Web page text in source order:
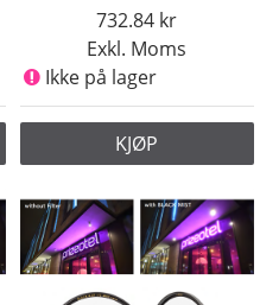
Exkl. Moms
732.84
Ikke på lager
KJØP